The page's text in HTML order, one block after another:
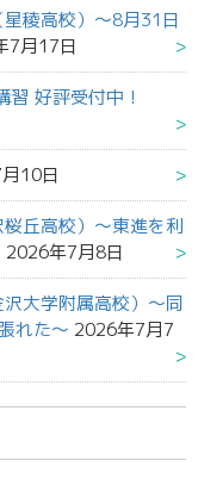
稜高校）～8月31日
7月17日
習 好評受付中！
10日
丘高校）～東進を利
2026年7月8日
大学附属高校）～同
れた～ 2026年7月7